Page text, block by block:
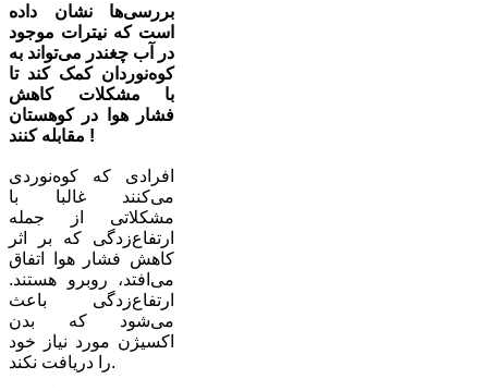
بررسی‌ها نشان داده
است که نیترات موجود
در آب چغندر می‌تواند به
کوه‌نوردان کمک کند تا
با مشکلات کاهش
فشار هوا در کوهستان
مقابله کنند !
افرادی که کوه‌نوردی
می‌کنند غالبا با
مشکلاتی از جمله
ارتفاع‌زدگی که بر اثر
کاهش فشار هوا اتفاق
می‌افتد، روبرو هستند.
ارتفاع‌زدگی باعث
می‌شود که بدن
اکسیژن مورد نیاز خود
را دریافت نکند.